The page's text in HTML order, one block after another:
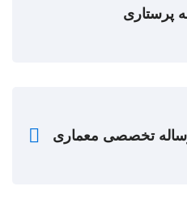
پرستاری
تخصصی معماری